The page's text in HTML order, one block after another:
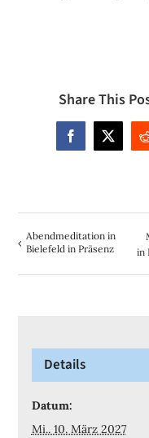
Share This
Facebook
X
Abendmeditation in
Bielefeld in Präsenz
in
Details
Datum:
Mi.. 10. März 2027